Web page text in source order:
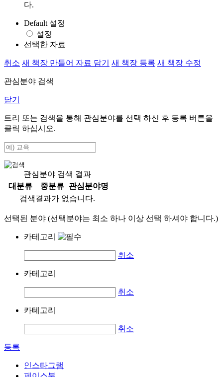
다.
Default 설정
설정
선택한 자료
취소 새 책장 만들어 자료 담기 새 책장 등록 새 책장 수정
관심분야 검색
닫기
트리 또는 검색을 통해 관심분야를 선택 하신 후 등록 버튼을
클릭 하십시오.
관심분야 검색 결과
대분류
중분류
관심분야명
검색결과가 없습니다.
선택된 분야 (선택분야는 최소 하나 이상 선택 하셔야 합니다.)
카테고리
취소
카테고리
취소
카테고리
취소
등록
인스타그램